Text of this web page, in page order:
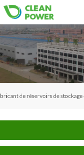
de réservoirs de stockage